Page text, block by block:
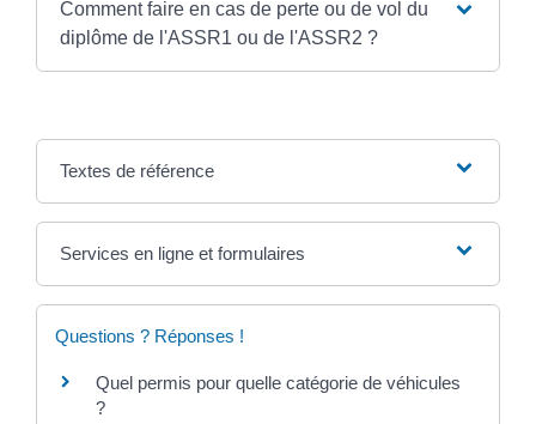
Comment faire en cas de perte ou de vol du
diplôme de l'ASSR1 ou de l'ASSR2 ?
Textes de référence
Services en ligne et formulaires
Questions ? Réponses !
Quel permis pour quelle catégorie de véhicules
?